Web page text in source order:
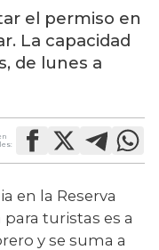
el permiso en
La capacidad
de lunes a
en la Reserva
turistas es a
y se suma a